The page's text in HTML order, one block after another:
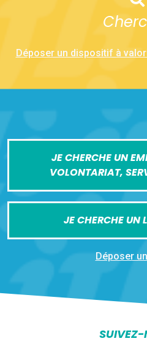
Déposer un dispositif à
JE CHERCHE UN
VOLONTARIAT,
JE CHERCHE UN
Déposer
SUIVEZ-